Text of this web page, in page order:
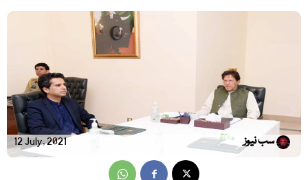
12 July, 2021 سب نیوز